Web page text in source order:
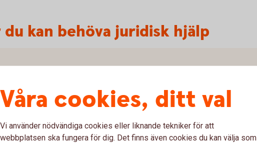
kan behöva juridisk hjälp
att ta tag i. Mitt i sorgen ska du som
i allt det praktiska med den avlidnes ekonomi.
Våra cookies, ditt val
Vi använder nödvändiga cookies eller liknande tekniker för att
webbplatsen ska fungera för dig. Det finns även cookies du kan välja som